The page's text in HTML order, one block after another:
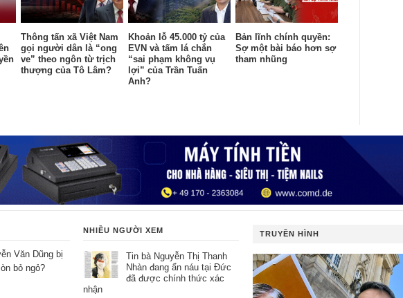
Thông tấn xã Việt Nam
gọi người dân là “ong
ve” theo ngôn từ trịch
thượng của Tô Lâm?
Khoản lỗ 45.000 tỷ của
EVN và tấm lá chắn
“sai phạm không vụ
lợi” của Trần Tuấn
Anh?
Bản lĩnh chính quyền:
Sợ một bài báo hơn sợ
tham nhũng
Văn Dũng bị
bỏ ngỏ?
NHIỀU NGƯỜI XEM
Tin bà Nguyễn Thị Thanh
Nhàn đang ẩn náu tại Đức
đã được chính thức xác
nhận
TRUYỀN HÌNH